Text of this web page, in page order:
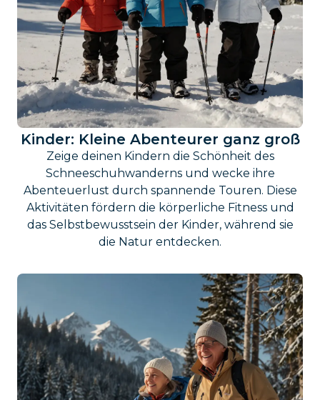
Kinder: Kleine Abenteurer ganz groß
Zeige deinen Kindern die Schönheit des
Schneeschuhwanderns und wecke ihre
Abenteuerlust durch spannende Touren. Diese
Aktivitäten fördern die körperliche Fitness und
das Selbstbewusstsein der Kinder, während sie
die Natur entdecken.